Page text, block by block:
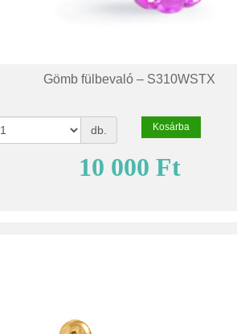
Gömb fülbevaló – S310WSTX
db. Kosárba
10 000 Ft